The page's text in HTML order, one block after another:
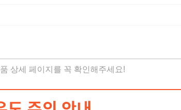
상세 페이지를 꼭 확인해주세요!